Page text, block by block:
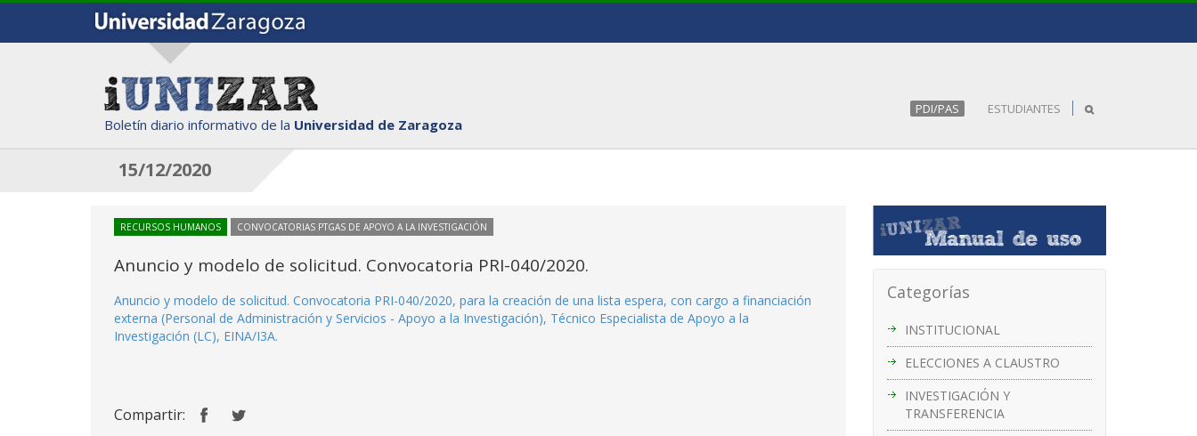
Boletín diario informativo de la Universidad de Zaragoza
PDI/PAS ESTUDIANTES
15/12/2020
Categorías
INSTITUCIONAL
ELECCIONES A CLAUSTRO
INVESTIGACIÓN Y
TRANSFERENCIA
RECURSOS HUMANOS CONVOCATORIAS PTGAS DE APOYO A LA INVESTIGACIÓN
Anuncio y modelo de solicitud. Convocatoria PRI-040/2020.
Anuncio y modelo de solicitud. Convocatoria PRI-040/2020, para la creación de una lista espera, con cargo a financiación
externa (Personal de Administración y Servicios - Apoyo a la Investigación), Técnico Especialista de Apoyo a la
Investigación (LC), EINA/I3A.
Compartir: